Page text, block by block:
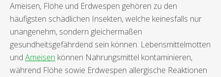
Ameisen, Flöhe und Erdwespen gehören zu den
häufigsten schädlichen Insekten, welche keinesfalls nur
unangenehm, sondern gleichermaßen
gesundheitsgefährdend sein können. Lebensmittelmotten
und Ameisen können Nahrungsmittel kontaminieren,
während Flöhe sowie Erdwespen allergische Reaktionen